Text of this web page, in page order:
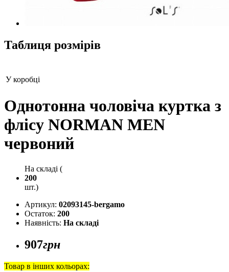
Таблиця розмірів
У коробці
Однотонна чоловіча куртка з
флісу NORMAN MEN
червоний
На складі (
200
шт.)
Артикул: 02093145-bergamo
Остаток: 200
Наявність: На складі
907грн
Товар в інших кольорах: